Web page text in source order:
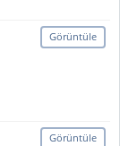
Görüntüle
Görüntüle